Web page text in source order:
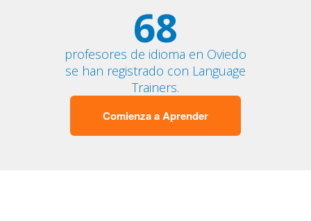
68
profesores de idioma en Oviedo
se han registrado con Language
Trainers.
Comienza a Aprender